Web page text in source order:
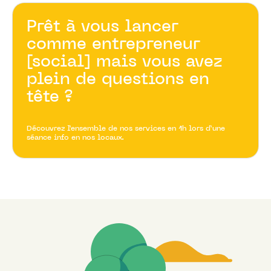
Prêt à vous lancer
comme entrepreneur
[social] mais vous avez
plein de questions en
tête ?
Découvrez l’ensemble de nos services en 1h lors d’une
séance info en nos locaux.